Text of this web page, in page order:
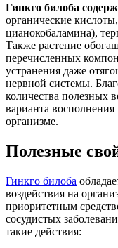
Гинкго билоба
органические
цианокобаламина),
Также растение
перечисленных
устранения даже
нервной системы.
количества полезных
варианта
организме.
Полезные
Гинкго билоба
воздействия на
приоритетным
сосудистых
такие действия: